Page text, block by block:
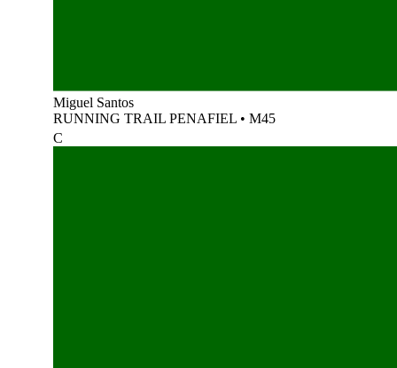
Miguel Santos
RUNNING TRAIL PENAFIEL • M45
C